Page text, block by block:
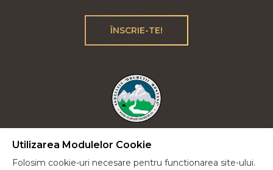
ÎNSCRIE-TE!
Plecăm la drum lung cu încrederea că vom reuși
să-i educăm pe cei de lângă noi într-un spirit verde
Utilizarea Modulelor Cookie
Folosim cookie-uri necesare pentru functionarea site-ului.